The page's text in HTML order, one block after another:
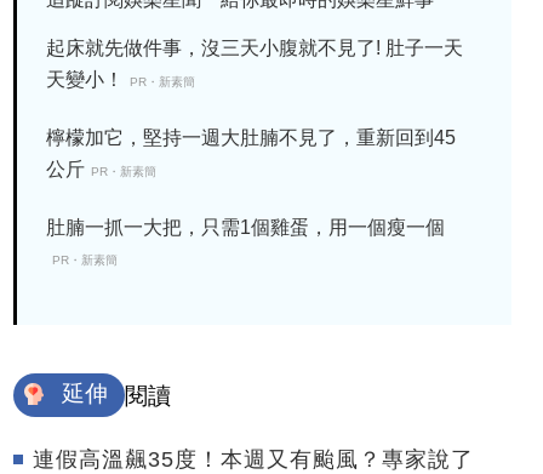
起床就先做件事，沒三天小腹就不見了! 肚子一天
天變小！
PR・新素簡
檸檬加它，堅持一週大肚腩不見了，重新回到45
公斤 PR・新素簡
肚腩一抓一大把，只需1個雞蛋，用一個瘦一個
PR・新素簡
延伸 閱讀
連假高溫飆35度！本週又有颱風？專家說了